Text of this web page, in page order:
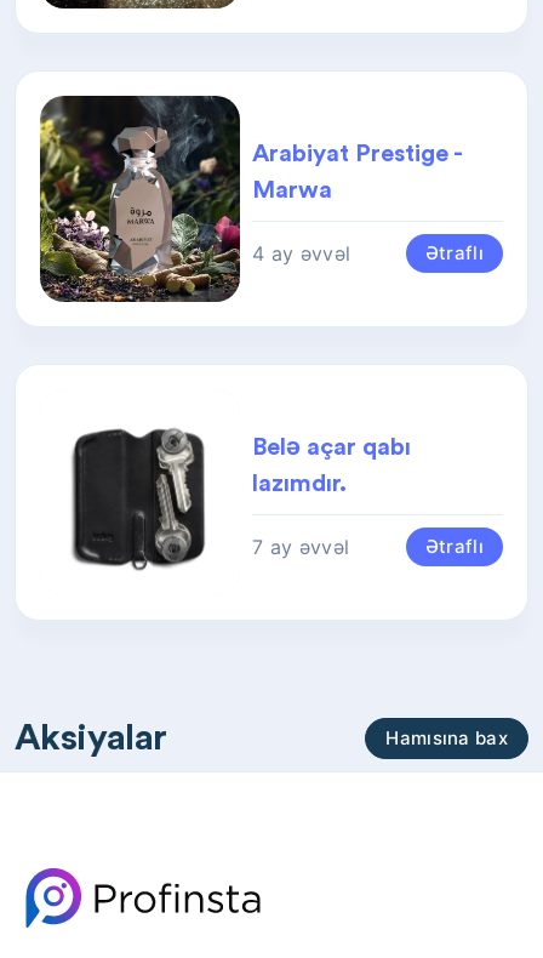
Arabiyat Prestige -
Marwa
4 ay əvvəl Ətraflı
Belə açar qabı
lazımdır.
7 ay əvvəl Ətraflı
Aksiyalar Hamısına bax